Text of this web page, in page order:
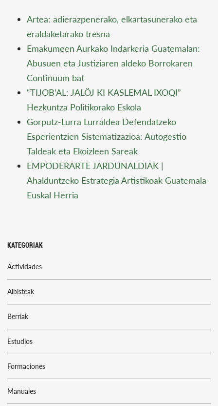
Artea: adierazpenerako, elkartasunerako eta
eraldaketarako tresna
Emakumeen Aurkako Indarkeria Guatemalan:
Abusuen eta Justiziaren aldeko Borrokaren
Continuum bat
“TIJOB’AL: JALÖJ KI KASLEMAL IXOQI”
Hezkuntza Politikorako Eskola
Gorputz-Lurra Lurraldea Defendatzeko
Esperientzien Sistematizazioa: Autogestio
Taldeak eta Ekoizleen Sareak
EMPODERARTE JARDUNALDIAK |
Ahalduntzeko Estrategia Artistikoak Guatemala-
Euskal Herria
KATEGORIAK
Actividades
Albisteak
Berriak
Estudios
Formaciones
Manuales